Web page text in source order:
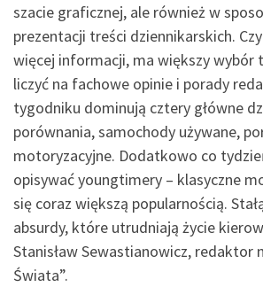
szacie graficznej, ale również w
prezentacji treści dziennikarskich.
więcej informacji, ma większy wybór
liczyć na fachowe opinie i porady
tygodniku dominują cztery główne
porównania, samochody używane,
motoryzacyjne. Dodatkowo co
opisywać youngtimery – klasyczne
się coraz większą popularnością.
absurdy, które utrudniają życie
Stanisław Sewastianowicz, redaktor
Świata”.